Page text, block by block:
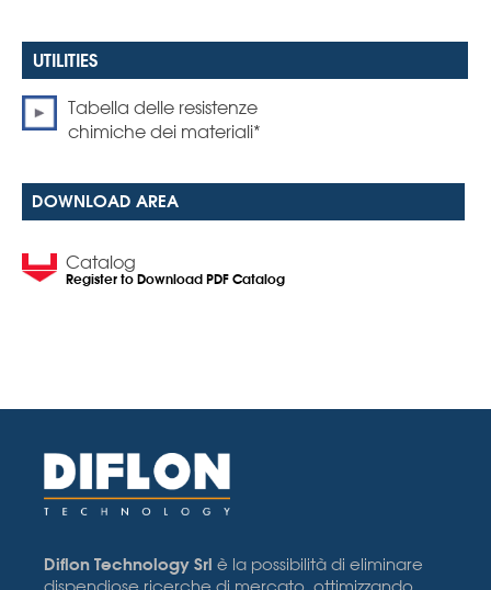
Tabella delle resistenze
chimiche dei materiali*
DOWNLOAD AREA
Catalog
Register to Download PDF Catalog
Diflon Technology Srl è la possibilità di eliminare